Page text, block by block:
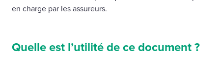
en charge par les assureurs.
Quelle est l’utilité de ce document ?